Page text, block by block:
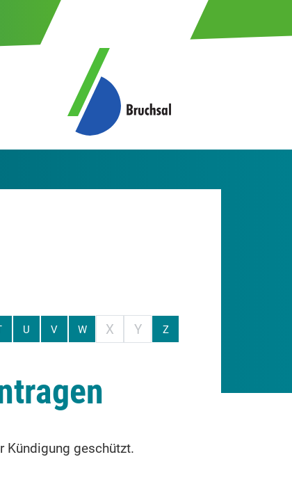
U V W X Y Z
Kündigung geschützt.